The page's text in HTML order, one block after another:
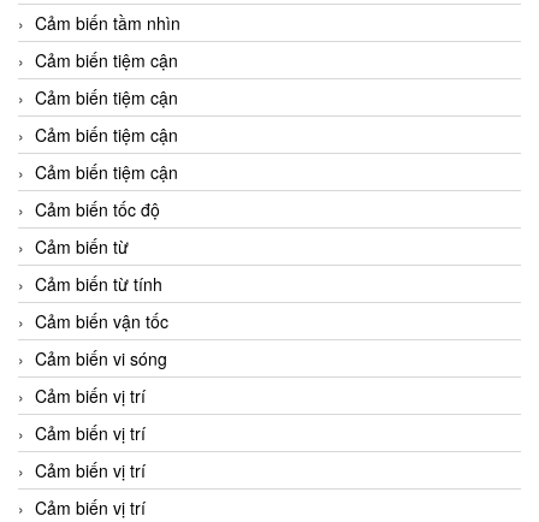
Cảm biến tầm nhìn
Cảm biến tiệm cận
Cảm biến tiệm cận
Cảm biến tiệm cận
Cảm biến tiệm cận
Cảm biến tốc độ
Cảm biến từ
Cảm biến từ tính
Cảm biến vận tốc
Cảm biến vi sóng
Cảm biến vị trí
Cảm biến vị trí
Cảm biến vị trí
Cảm biến vị trí